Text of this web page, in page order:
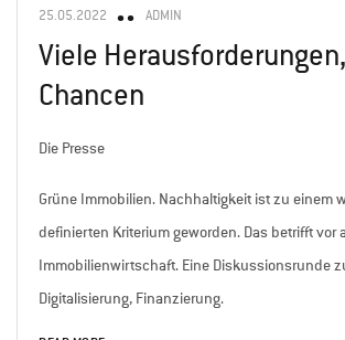
25.05.2022 ADMIN
Viele
Chancen
Die Presse
Grüne Immobilien. Nachhaltigkeit ist zu einem
definierten Kriterium geworden. Das betrifft vor
Immobilienwirtschaft. Eine Diskussionsrunde
Digitalisierung, Finanzierung.